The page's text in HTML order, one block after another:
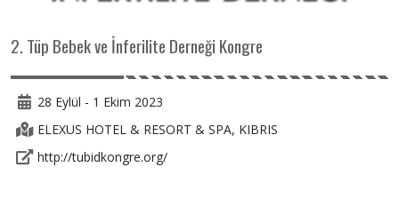
2. Tüp Bebek ve İnferilite Derneği Kongre
28 Eylül - 1 Ekim 2023
ELEXUS HOTEL & RESORT & SPA, KIBRIS
http://tubidkongre.org/